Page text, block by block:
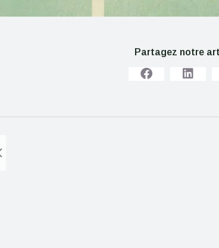
Partagez notre
Le pique-nique vignerons